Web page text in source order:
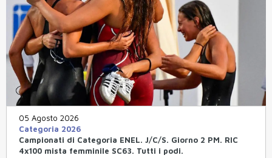
05 Agosto 2026
Categoria 2026
Campionati di Categoria ENEL. J/C/S. Giorno 2 PM. RIC
4x100 mista femminile SC63. Tutti i podi.